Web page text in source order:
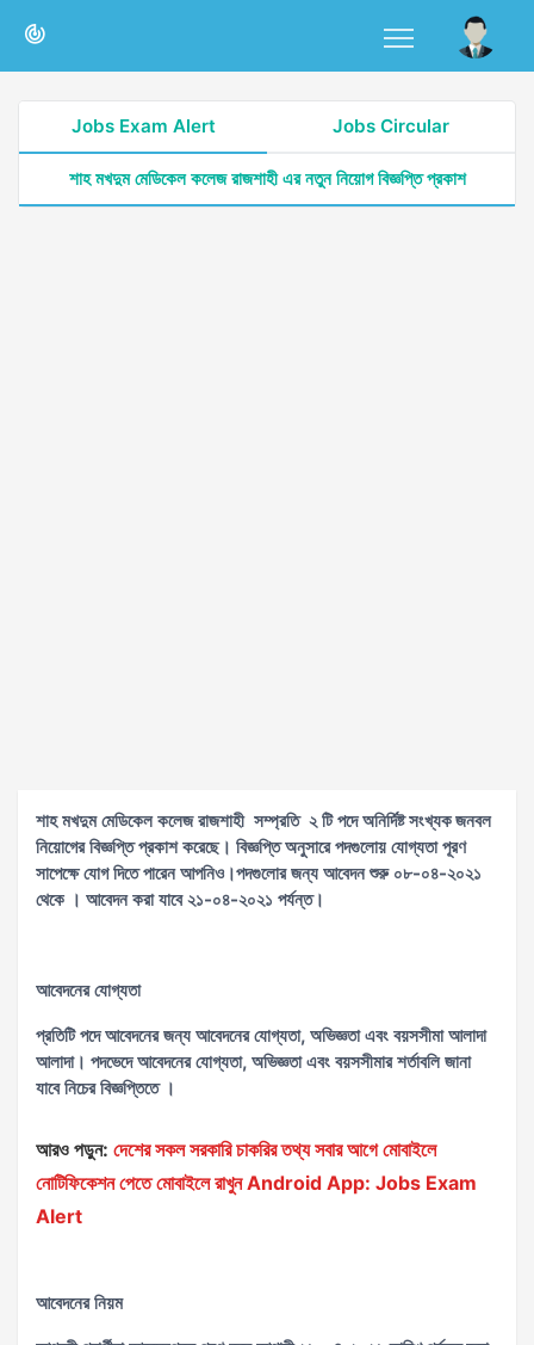
Jobs Exam Alert Jobs Circular
শাহ মখদুম মেডিকেল কলেজ রাজশাহী এর নতুন নিয়োগ বিজ্ঞপ্তি প্রকাশ
শাহ মখদুম মেডিকেল কলেজ রাজশাহী সম্প্রতি ২ টি পদেঅনির্দিষ্ট সংখ্যক জনবল
নিয়োগের বিজ্ঞপ্তি প্রকাশ করেছে। বিজ্ঞপ্তি অনুসারে পদগুলোয় যোগ্যতা পূরণ
সাপেক্ষে যোগ দিতে পারেন আপনিও।পদগুলোর জন্য আবেদন শুরু ০৮-০৪-২০২১
থেকে । আবেদন করা যাবে ২১-০৪-২০২১ পর্যন্ত।
আবেদনের যোগ্যতা
প্রতিটি পদে আবেদনের জন্য আবেদনের যোগ্যতা, অভিজ্ঞতা এবং বয়সসীমা আলাদা
আলাদা। পদভেদে আবেদনের যোগ্যতা, অভিজ্ঞতা এবং বয়সসীমার শর্তাবলি জানা
যাবে নিচের বিজ্ঞপ্তিতে ।
আরও পড়ুন: দেশের সকল সরকারি চাকরির তথ্য সবার আগে মোবাইলে
নোটিফিকেশন পেতে মোবাইলে রাখুন Android App: Jobs Exam
Alert
আবেদনের নিয়ম